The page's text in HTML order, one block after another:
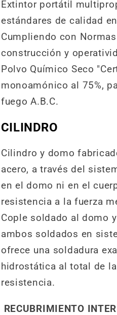
Extintor portátil
estándares de calidad
Cumpliendo con
construcción y
Polvo Químico Seco
monoamónico al 75%,
fuego A.B.C.
CILINDRO
Cilindro y domo
acero, a través del
en el domo ni en el
resistencia a la fuerza
Cople soldado al domo
ambos soldados en
ofrece una soldadura
hidrostática al total de
resistencia.
RECUBRIMIENTO